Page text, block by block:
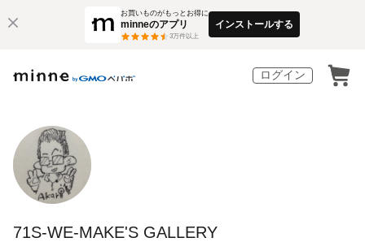
お買いものがもっとお得に
minneのアプリ
3万件以上
インストールする
ログイン
71S-WE-MAKE'S GALLERY